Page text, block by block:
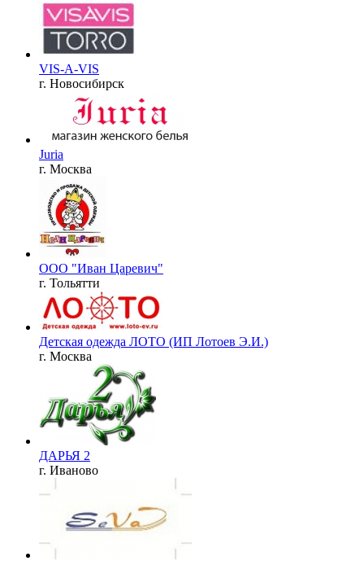
VIS-A-VIS
г. Новосибирск
Juria
г. Москва
ООО "Иван Царевич"
г. Тольятти
Детская одежда ЛОТО (ИП Лотоев Э.И.)
г. Москва
ДАРЬЯ 2
г. Иваново